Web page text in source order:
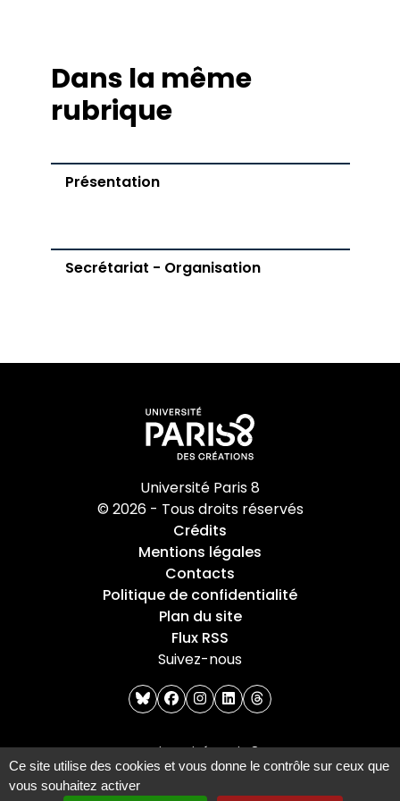
Nos Diplomé.e.s
Dans la même
rubrique
Présentation
Secrétariat - Organisation
Université Paris 8
© 2026 - Tous droits réservés
Crédits
Mentions légales
Contacts
Politique de confidentialité
Plan du site
Flux RSS
Suivez-nous
blueskyfacebook
instagram
linkedinthreads
Université Paris 8
2 Rue de la Liberté
93526 Saint-Denis cedex
Ce site utilise des cookies et vous donne le contrôle sur ceux que
vous souhaitez activer